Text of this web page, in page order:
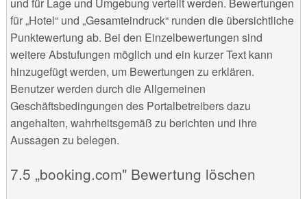
für „Hotel“ und „Gesamteindruck“ runden die übersichtliche
Punktewertung ab. Bei den Einzelbewertungen sind
weitere Abstufungen möglich und ein kurzer Text kann
hinzugefügt werden, um Bewertungen zu erklären.
Benutzer werden durch die Allgemeinen
Geschäftsbedingungen des Portalbetreibers dazu
angehalten, wahrheitsgemäß zu berichten und ihre
Aussagen zu belegen.
„booking.com" Bewertung löschen